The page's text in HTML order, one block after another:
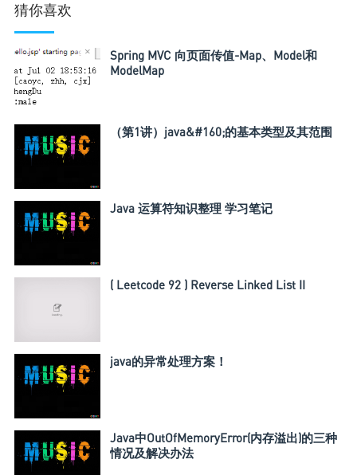
猜你喜欢
Spring MVC 向页面传值-Map、Model和
ModelMap
（第1讲）java&#160;的基本类型及其范围
Java 运算符知识整理 学习笔记
( Leetcode 92 ) Reverse Linked List II
java的异常处理方案！
Java中OutOfMemoryError(内存溢出)的三种
情况及解决办法